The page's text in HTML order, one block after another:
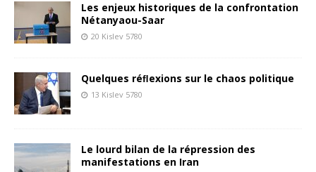
Les enjeux historiques de la confrontation
Nétanyaou-Saar
20 Kislev 5780
Quelques réﬂexions sur le chaos politique
13 Kislev 5780
Le lourd bilan de la répression des
manifestations en Iran